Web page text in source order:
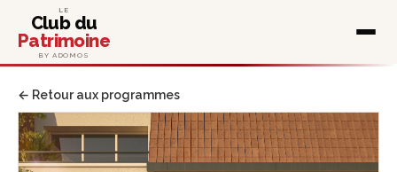
LE
Club du
Patrimoine
BY ADOMOS
← Retour aux programmes